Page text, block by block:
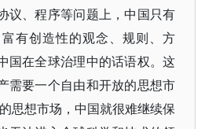
议、程序等问题上，中国只有
有创造性的观念、规则、方
国在全球治理中的话语权。这
需要一个自由和开放的思想市
思想市场，中国就很难继续保